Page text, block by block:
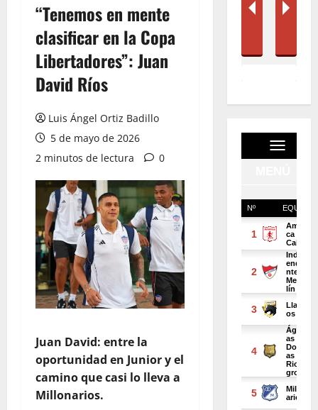
“Tenemos en mente
clasificar en la Copa
Libertadores”: Juan
David Ríos
Luis Ángel Ortiz Badillo
5 de mayo de 2026
2 minutos de lectura
0
Juan David: entre la
oportunidad en Junior y el
camino que casi lo lleva a
Millonarios.